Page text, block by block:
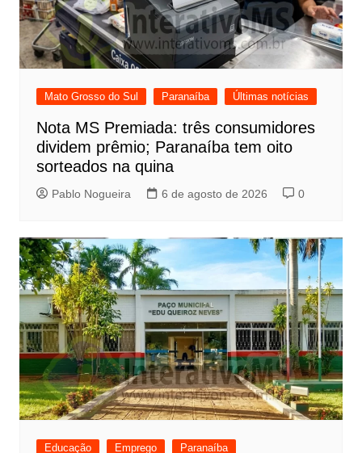
Mato Grosso do Sul Paranaíba Últimas notícias
Nota MS Premiada: três consumidores
dividem prêmio; Paranaíba tem oito
sorteados na quina
Pablo Nogueira 6 de agosto de 2026 0
Educação Emprego
Paranaíba